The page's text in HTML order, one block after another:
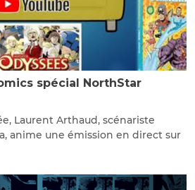
spécial NorthStar
Laurent Arthaud, scénariste
anime une émission en direct sur